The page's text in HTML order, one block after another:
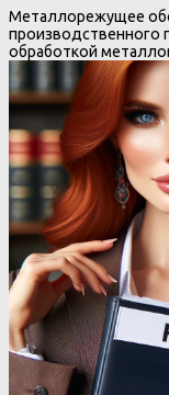
Металлорежущее
производственного
обработкой